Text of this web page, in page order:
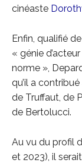
cinéaste
Enfin, qualifié
« génie
norme »,
qu’il a
de Truffaut, de
de Bertolucci.
Au vu du profil
et 2023), il